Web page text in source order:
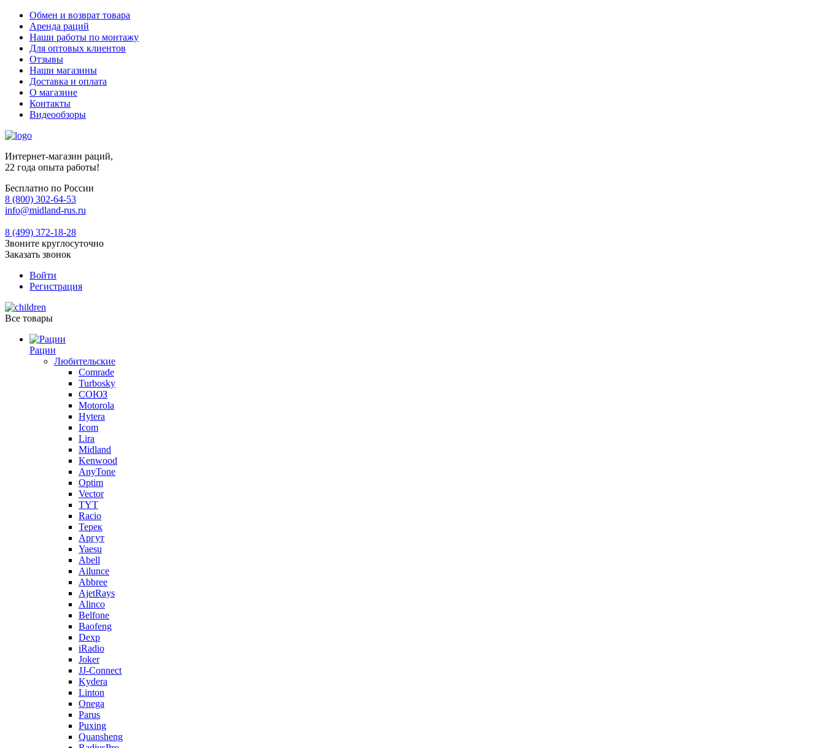
Обмен и возврат товара
Аренда раций
Наши работы по монтажу
Для оптовых клиентов
Отзывы
Наши магазины
Доставка и оплата
О магазине
Контакты
Видеообзоры
Интернет-магазин раций,
22 года опыта работы!
Бесплатно по России
8 (800) 302-64-53
info@midland-rus.ru
8 (499) 372-18-28
Звоните круглосуточно
Заказать звонок
Войти
Регистрация
Все товары
Рации
Любительские
Comrade
Turbosky
СОЮЗ
Motorola
Hytera
Icom
Lira
Midland
Kenwood
AnyTone
Optim
Vector
TYT
Racio
Терек
Аргут
Yaesu
Abell
Ailunce
Abbree
AjetRays
Alinco
Belfone
Baofeng
Dexp
iRadio
Joker
JJ-Connect
Kydera
Linton
Onega
Parus
Puxing
Quansheng